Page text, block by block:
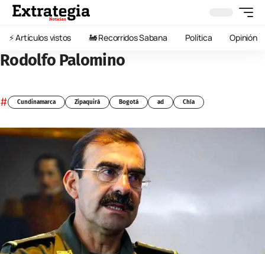
⚡️ Artículos vistos 🚂 Recorridos Sabana Política Opinión
Rodolfo Palomino
# Cundinamarca Zipaquirá Bogotá ad Chía